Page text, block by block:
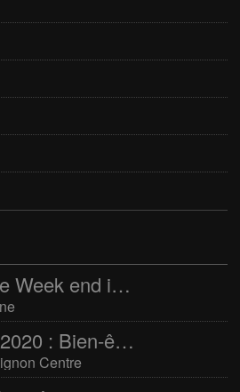
Osmo’Zen VI – 3e Week end international du bien-être
Osmose Visions 2020 : Bien-être et arts divinatoires
Centre